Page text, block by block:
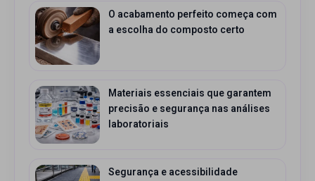
O acabamento perfeito começa com
a escolha do composto certo
Materiais essenciais que garantem
precisão e segurança nas análises
laboratoriais
Segurança e acessibilidade